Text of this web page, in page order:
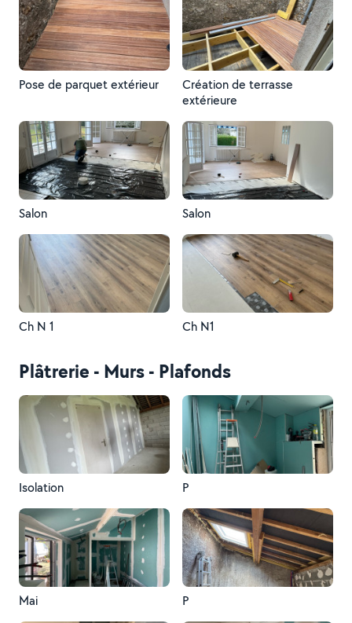
Pose de parquet extérieur
Création de terrasse
extérieure
Salon Salon
Ch N 1 Ch N1
Plâtrerie - Murs - Plafonds
Isolation P
Mai P